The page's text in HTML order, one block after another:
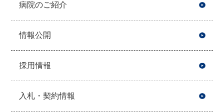
病院のご紹介
情報公開
採用情報
入札・契約情報